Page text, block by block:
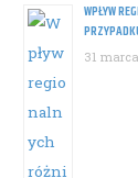
WPŁYW
31